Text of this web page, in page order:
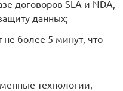
договоров SLA и NDA,
данных;
более 5 минут, что
технологии,